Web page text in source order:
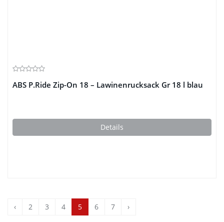
ABS P.Ride Zip-On 18 – Lawinenrucksack Gr 18 l blau
Details
‹ 2 3 4 5 6 7 ›